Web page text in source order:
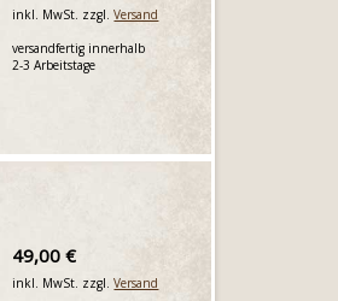
inkl. MwSt. zzgl.Versand
versandfertig innerhalb
2-3 Arbeitstage
49,00 €
inkl. MwSt. zzgl.Versand